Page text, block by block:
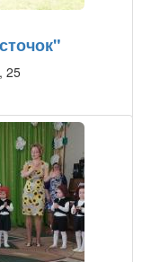
25